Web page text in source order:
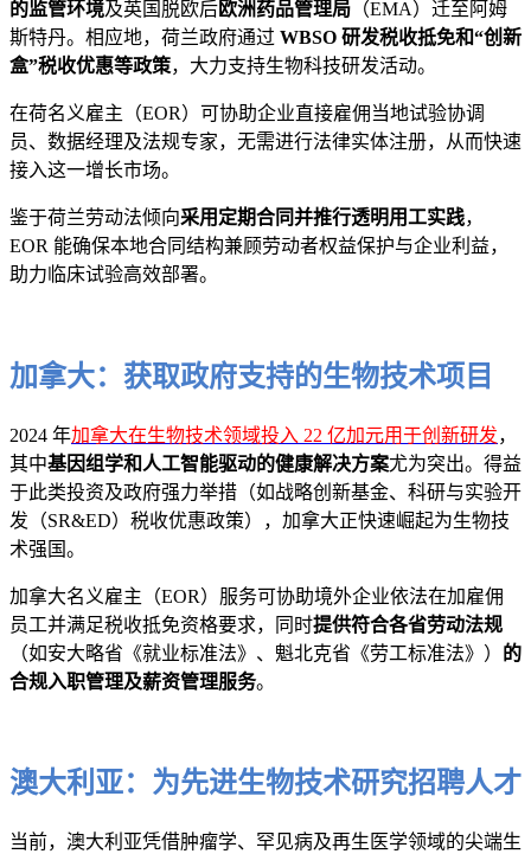
的监管环境及英国脱欧后欧洲药品管理局 （EMA）迁至阿姆
斯特丹。相应地，荷兰政府通过 WBSO 研发税收抵免和“创新
盒”税收优惠等政策，大力支持生物科技研发活动。
在荷名义雇主（EOR）可协助企业直接雇佣当地试验协调
员、数据经理及法规专家，无需进行法律实体注册，从而快速
接入这一增长市场。
鉴于荷兰劳动法倾向采用定期合同并推行透明用工实践，
EOR 能确保本地合同结构兼顾劳动者权益保护与企业利益，
助力临床试验高效部署。
加拿大：获取政府支持的生物技术项目
2024 年加拿大在生物技术领域投入 22 亿加元用于创新研发，
其中基因组学和人工智能驱动的健康解决方案尤为突出。得益
于此类投资及政府强力举措（如战略创新基金、科研与实验开
发（SR&ED）税收优惠政策），加拿大正快速崛起为生物技
术强国。
加拿大名义雇主（EOR）服务可协助境外企业依法在加雇佣
员工并满足税收抵免资格要求，同时提供符合各省劳动法规
（如安大略省《就业标准法》、魁北克省《劳工标准法》） 的
合规入职管理及薪资管理服务。
澳大利亚：为先进生物技术研究招聘人才
当前，澳大利亚凭借肿瘤学、罕见病及再生医学领域的尖端生